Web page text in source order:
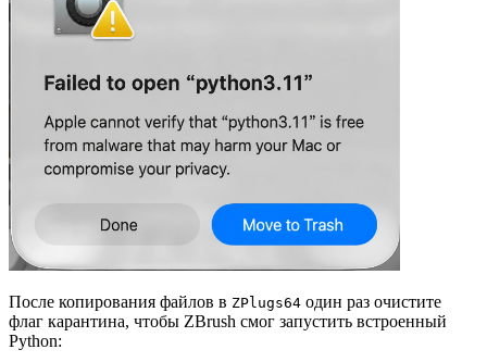
После копирования файлов в ZPlugs64 один раз очистите
флаг карантина, чтобы ZBrush смог запустить встроенный
Python: